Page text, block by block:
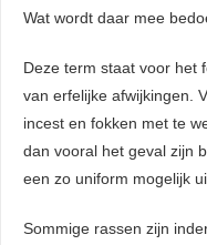
Wat wordt daar mee
Deze term staat voor het
van erfelijke afwijkingen.
incest en fokken met te
dan vooral het geval zijn
een zo uniform mogelijk
Sommige rassen zijn